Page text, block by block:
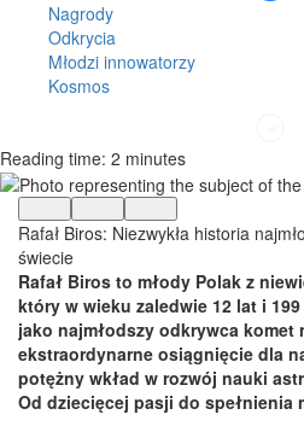
Nagrody
Odkrycia
Młodzi innowatorzy
Kosmos
Reading time: 2 minutes
Rafał Biros: Niezwykła historia
świecie
Rafał Biros to młody Polak z
który w wieku zaledwie 12 lat i
jako najmłodszy odkrywca komet
ekstraordynarne osiągnięcie dla
potężny wkład w rozwój nauki
Od dziecięcej pasji do spełnienia